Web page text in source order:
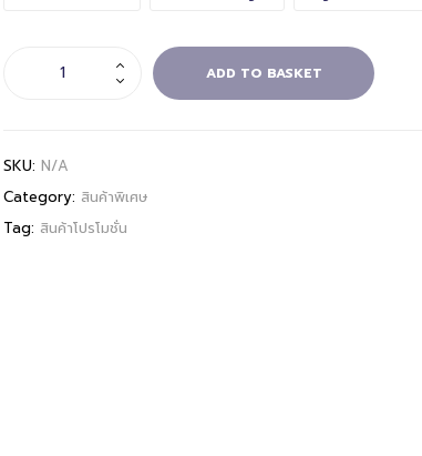
ADD TO BASKET
SKU: N/A
Category: สินค้าพิเศษ
Tag: สินค้าโปรโมชั่น